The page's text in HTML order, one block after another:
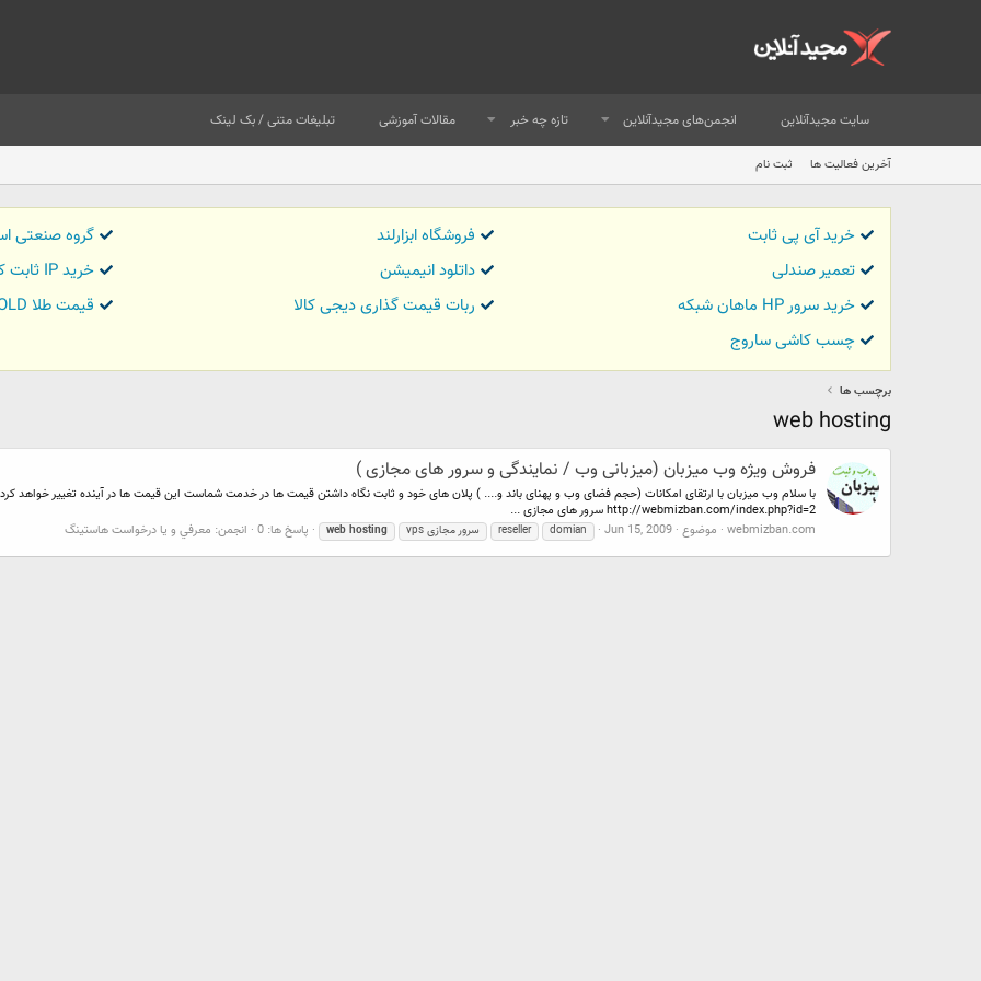
سایت مجیدآنلاین انجمن‌های مجیدآنلاین تازه چه خبر مقالات آموزشی تبلیغات متنی / بک لینک
آخرین فعالیت ها ثبت نام
خرید آی پی ثابت فروشگاه ابزارلند
گروه صنعتی
تعمیر صندلی
داتلود انیمیشن
خرید IP ثابت کاور تریدر
خرید سرور HP ماهان شبکه
ربات قیمت گذاری دیجی کالا
قیمت طلا GOLD
چسب کاشی ساروج
برچسب ها
web hosting
فروش ویژه وب میزبان (میزبانی وب / نمایندگی و سرور های مجازی )
http://webmizban.com/index.php?id=2 سرور های مجازی ...
webmizban.com موضوع Jun 15, 2009
domian
reseller vps سرور مجازی web hosting پاسخ ها: 0 انجمن: معرفي و يا درخواست هاستينگ